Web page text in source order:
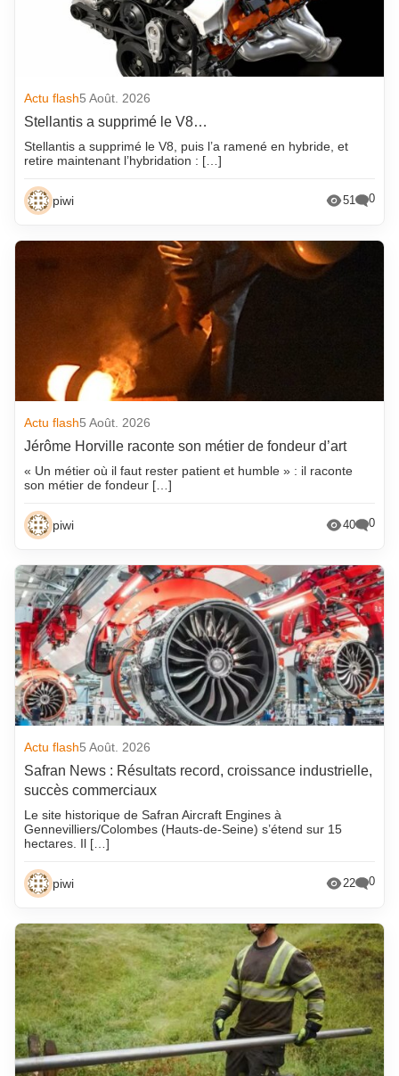
Actu flash5 Août. 2026
Stellantis a supprimé le V8…
Stellantis a supprimé le V8, puis l’a ramené en hybride, et
retire maintenant l’hybridation : […]
piwi 51 0
Actu flash5 Août. 2026
Jérôme Horville raconte son métier de fondeur d’art
« Un métier où il faut rester patient et humble » : il raconte
son métier de fondeur […]
piwi 40 0
Actu flash5 Août. 2026
Safran News : Résultats record, croissance industrielle,
succès commerciaux
Le site historique de Safran Aircraft Engines à
Gennevilliers/Colombes (Hauts-de-Seine) s’étend sur 15
hectares. Il […]
piwi 22 0